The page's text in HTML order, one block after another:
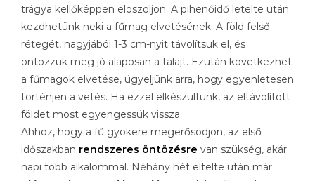
trágya kellőképpen eloszoljon. A pihenőidő letelte után
kezdhetünk neki a fűmag elvetésének. A föld felső
rétegét, nagyjából 1-3 cm-nyit távolítsuk el, és
öntözzük meg jó alaposan a talajt. Ezután következhet
a fűmagok elvetése, ügyeljünk arra, hogy egyenletesen
történjen a vetés. Ha ezzel elkészültünk, az eltávolított
földet most egyengessük vissza.
Ahhoz, hogy a fű gyökere megerősödjön, az első
időszakban rendszeres öntözésre van szükség, akár
napi több alkalommal. Néhány hét eltelte után már